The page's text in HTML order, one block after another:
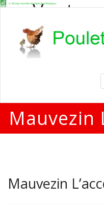
Vente
Vente en
particuliers
Mauvezin
Mauvezin